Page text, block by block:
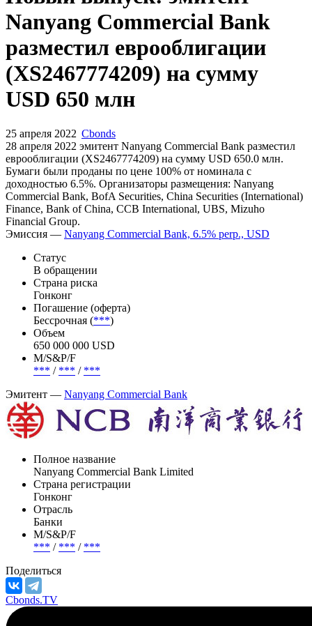
Nanyang Commercial Bank
разместил еврооблигации
(XS2467774209) на сумму
USD 650 млн
25 апреля 2022 Cbonds
28 апреля 2022 эмитент Nanyang Commercial Bank разместил
еврооблигации (XS2467774209) на сумму USD 650.0 млн.
Бумаги были проданы по цене 100% от номинала с
доходностью 6.5%. Организаторы размещения: Nanyang
Commercial Bank, BofA Securities, China Securities (International)
Finance, Bank of China, CCB International, UBS, Mizuho
Financial Group.
Эмиссия — Nanyang Commercial Bank, 6.5% perp., USD
Статус
В обращении
Страна риска
Гонконг
Погашение (оферта)
Бессрочная (***)
Объем
650 000 000 USD
М/S&P/F
*** / *** / ***
Эмитент — Nanyang Commercial Bank
Полное название
Nanyang Commercial Bank Limited
Страна регистрации
Гонконг
Отрасль
Банки
М/S&P/F
*** / *** / ***
Поделиться
Cbonds.TV